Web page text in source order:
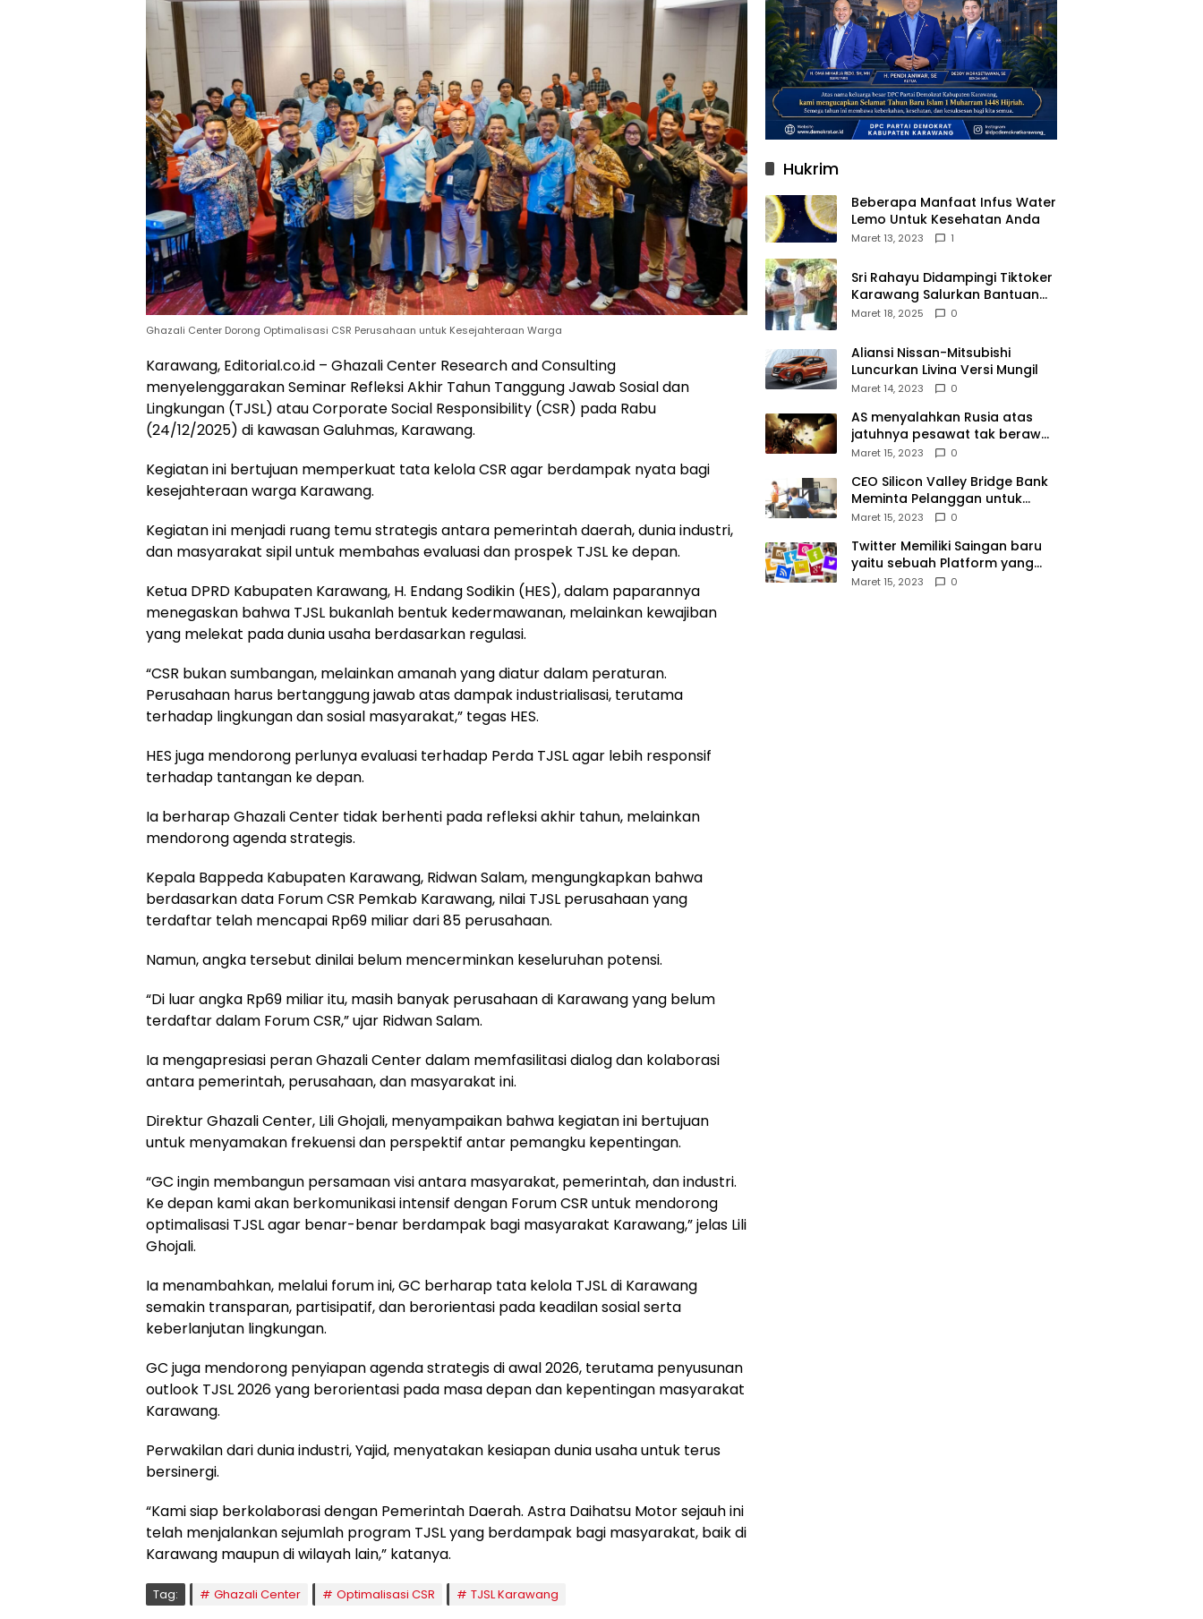
Ghazali Center Dorong Optimalisasi CSR Perusahaan untuk Kesejahteraan Warga
Karawang, Editorial.co.id – Ghazali Center Research and Consulting
menyelenggarakan Seminar Refleksi Akhir Tahun Tanggung Jawab Sosial dan
Lingkungan (TJSL) atau Corporate Social Responsibility (CSR) pada Rabu
(24/12/2025) di kawasan Galuhmas, Karawang.
Kegiatan ini bertujuan memperkuat tata kelola CSR agar berdampak nyata bagi
kesejahteraan warga Karawang.
Kegiatan ini menjadi ruang temu strategis antara pemerintah daerah, dunia industri,
dan masyarakat sipil untuk membahas evaluasi dan prospek TJSL ke depan.
Ketua DPRD Kabupaten Karawang, H. Endang Sodikin (HES), dalam paparannya
menegaskan bahwa TJSL bukanlah bentuk kedermawanan, melainkan kewajiban
yang melekat pada dunia usaha berdasarkan regulasi.
“CSR bukan sumbangan, melainkan amanah yang diatur dalam peraturan.
Perusahaan harus bertanggung jawab atas dampak industrialisasi, terutama
terhadap lingkungan dan sosial masyarakat,” tegas HES.
HES juga mendorong perlunya evaluasi terhadap Perda TJSL agar lebih responsif
terhadap tantangan ke depan.
Ia berharap Ghazali Center tidak berhenti pada refleksi akhir tahun, melainkan
mendorong agenda strategis.
Kepala Bappeda Kabupaten Karawang, Ridwan Salam, mengungkapkan bahwa
berdasarkan data Forum CSR Pemkab Karawang, nilai TJSL perusahaan yang
terdaftar telah mencapai Rp69 miliar dari 85 perusahaan.
Namun, angka tersebut dinilai belum mencerminkan keseluruhan potensi.
“Di luar angka Rp69 miliar itu, masih banyak perusahaan di Karawang yang belum
terdaftar dalam Forum CSR,” ujar Ridwan Salam.
Ia mengapresiasi peran Ghazali Center dalam memfasilitasi dialog dan kolaborasi
antara pemerintah, perusahaan, dan masyarakat ini.
Direktur Ghazali Center, Lili Ghojali, menyampaikan bahwa kegiatan ini bertujuan
untuk menyamakan frekuensi dan perspektif antar pemangku kepentingan.
“GC ingin membangun persamaan visi antara masyarakat, pemerintah, dan industri.
Ke depan kami akan berkomunikasi intensif dengan Forum CSR untuk mendorong
optimalisasi TJSL agar benar-benar berdampak bagi masyarakat Karawang,” jelas Lili
Ghojali.
Ia menambahkan, melalui forum ini, GC berharap tata kelola TJSL di Karawang
semakin transparan, partisipatif, dan berorientasi pada keadilan sosial serta
keberlanjutan lingkungan.
GC juga mendorong penyiapan agenda strategis di awal 2026, terutama penyusunan
outlook TJSL 2026 yang berorientasi pada masa depan dan kepentingan masyarakat
Karawang.
Perwakilan dari dunia industri, Yajid, menyatakan kesiapan dunia usaha untuk terus
bersinergi.
“Kami siap berkolaborasi dengan Pemerintah Daerah. Astra Daihatsu Motor sejauh ini
telah menjalankan sejumlah program TJSL yang berdampak bagi masyarakat, baik di
Karawang maupun di wilayah lain,” katanya.
Tag: Ghazali Center Optimalisasi CSR TJSL Karawang
Hukrim
Beberapa Manfaat Infus Water
Lemo Untuk Kesehatan Anda
Maret 13, 2023 1
Sri Rahayu Didampingi Tiktoker
Karawang Salurkan Bantuan
untuk Warga Dusun Kampek
Maret 18, 2025 0
Aliansi Nissan-Mitsubishi
Luncurkan Livina Versi Mungil
Maret 14, 2023 0
AS menyalahkan Rusia atas
jatuhnya pesawat tak berawak
di Laut Hitam, Moskow
Maret 15, 2023 0
CEO Silicon Valley Bridge Bank
Meminta Pelanggan untuk
menyetor ulang dana Mereka
Maret 15, 2023 0
Twitter Memiliki Saingan baru
yaitu sebuah Platform yang
dibuat oleh Meta
Maret 15, 2023 0